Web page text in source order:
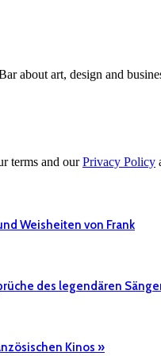
about art, design and
terms and ourPrivacy Policy
Weisheiten von Frank
des legendären
Kinos »